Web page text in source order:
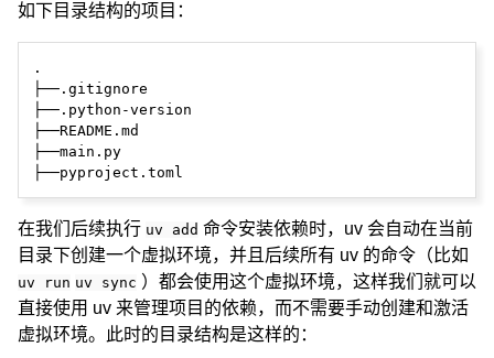
如下目录结构的项目：
.
├──.gitignore
├──.python-version
├──README.md
├──main.py
在我们后续执行 uv add 命令安装依赖时，uv 会自动在当前
目录下创建一个虚拟环境，并且后续所有 uv 的命令（比如
uv run uv sync ）都会使用这个虚拟环境，这样我们就可以
直接使用 uv 来管理项目的依赖，而不需要手动创建和激活
虚拟环境。此时的目录结构是这样的：